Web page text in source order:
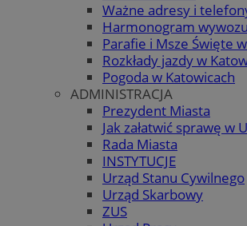
Ważne adresy i
Harmonogram
Parafie i Msze Święte
Rozkłady jazdy w
Pogoda w Katowicach
ADMINISTRACJA
Prezydent Miasta
Jak załatwić sprawę w
Rada Miasta
INSTYTUCJE
Urząd Stanu Cywilnego
Urząd Skarbowy
ZUS